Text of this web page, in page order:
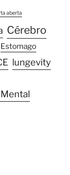
aberta
Cérebro
Estomago
lungevity